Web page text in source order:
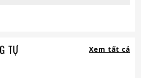
TỰ Xem tất cả